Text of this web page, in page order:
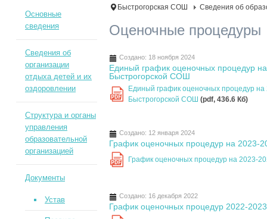
Быстрогорская СОШ Сведения об
Оценочные процедуры
Создано: 18 ноября 2024
Единый график оценочных процедур
Быстрогорской СОШ
PDF
Единый график оценочных процедур
Быстрогорской СОШ(pdf, 436.6 Кб)
Создано: 12 января 2024
График оценочных процедур на 2023-
PDF График оценочных процедур на 2023-
Создано: 16 декабря 2022
График оценочных процедур 2022-
Основные
сведения
Сведения об
организации
отдыха детей и их
оздоровлении
Структура и органы
управления
образовательной
организацией
Документы
Устав